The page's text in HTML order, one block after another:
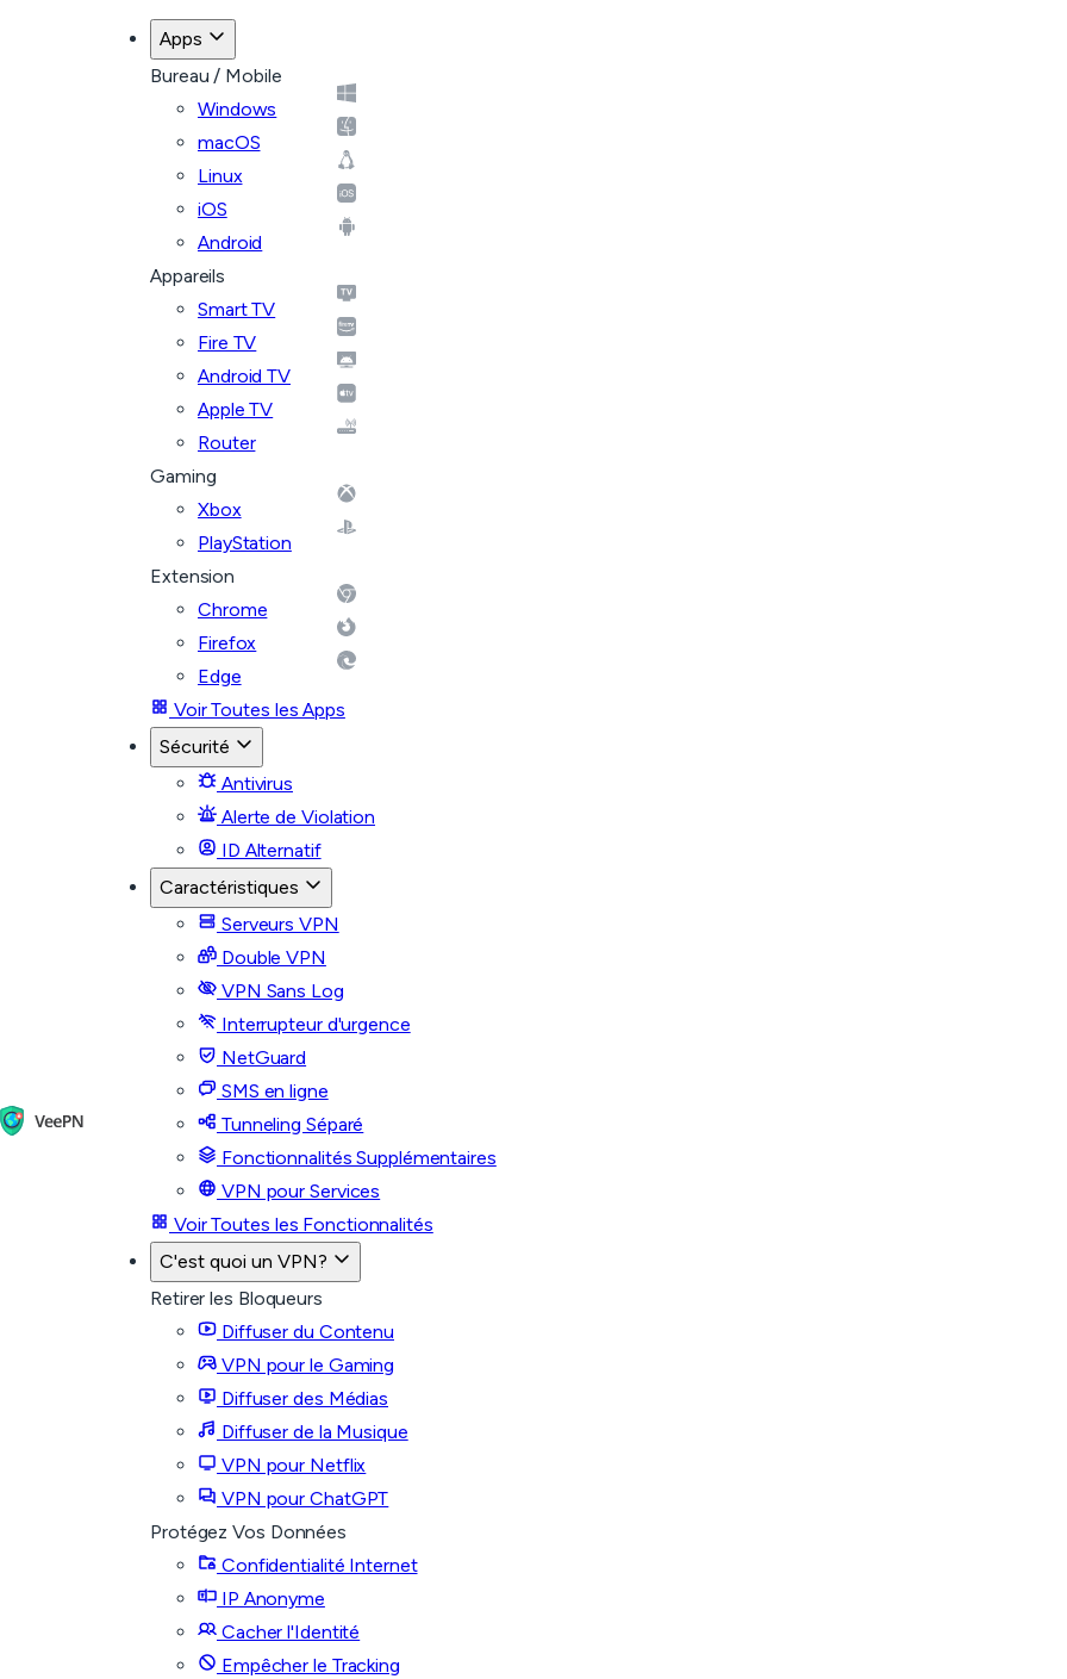
Apps
Bureau / Mobile
Windows
macOS
Linux
iOS
Android
Appareils
Smart TV
Fire TV
Android TV
Apple TV
Router
Gaming
Xbox
PlayStation
Extension
Chrome
Firefox
Edge
Voir Toutes les Apps
Sécurité
Antivirus
Alerte de Violation
ID Alternatif
Caractéristiques
Serveurs VPN
Double VPN
VPN Sans Log
Interrupteur d'urgence
NetGuard
SMS en ligne
Tunneling Séparé
Fonctionnalités Supplémentaires
VPN pour Services
Voir Toutes les Fonctionnalités
C'est quoi un VPN?
Retirer les Bloqueurs
Diffuser du Contenu
VPN pour le Gaming
Diffuser des Médias
Diffuser de la Musique
VPN pour Netflix
VPN pour ChatGPT
Protégez Vos Données
Confidentialité Internet
IP Anonyme
Cacher l'Identité
Empêcher le Tracking